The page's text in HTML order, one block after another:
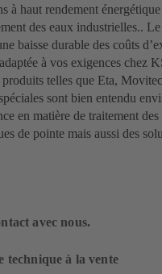
à haut rendement
des eaux industrielles..
baisse durable des coûts
à vos exigences chez
telles que Eta,
sont bien entendu
en matière de traitement
de pointe mais aussi des
avec nous.
technique à la vente